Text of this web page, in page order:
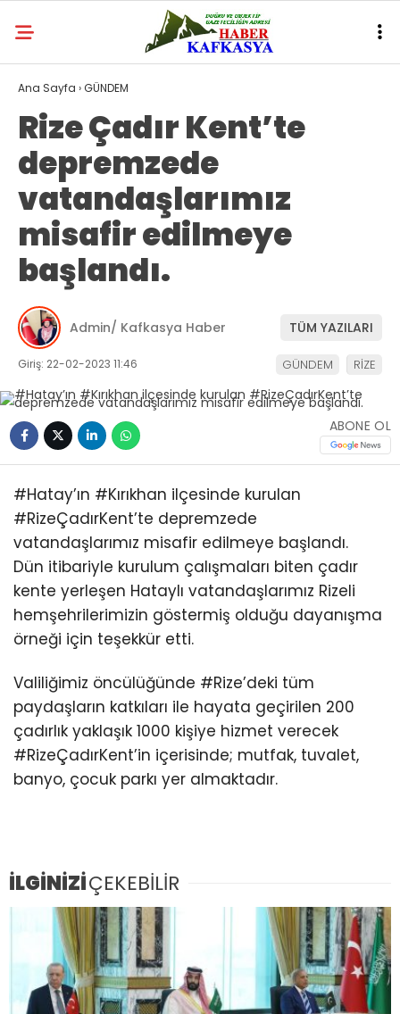
Ana Sayfa ›GÜNDEM
Rize Çadır Kent’te
depremzede
vatandaşlarımız
misafir edilmeye
başlandı.
Admin/ Kafkasya Haber TÜM YAZILARI
Giriş: 22-02-2023 11:46 GÜNDEM RİZE
ABONE OL
#Hatay’ın #Kırıkhan ilçesinde kurulan
#RizeÇadırKent’te depremzede
vatandaşlarımız misafir edilmeye başlandı.
Dün itibariyle kurulum çalışmaları biten çadır
kente yerleşen Hataylı vatandaşlarımız Rizeli
hemşehrilerimizin göstermiş olduğu dayanışma
örneği için teşekkür etti.
Valiliğimiz öncülüğünde #Rize’deki tüm
paydaşların katkıları ile hayata geçirilen 200
çadırlık yaklaşık 1000 kişiye hizmet verecek
#RizeÇadırKent’in içerisinde; mutfak, tuvalet,
banyo, çocuk parkı yer almaktadır.
İLGİNİZİÇEKEBİLİR